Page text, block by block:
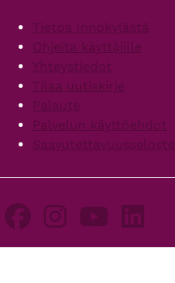
FooterTietoa Innokylästä
Ohjeita käyttäjille
Yhteystiedot
Tilaa uutiskirje
Palaute
Palvelun käyttöehdot
Saavutettavuusseloste